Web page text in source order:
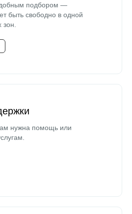
подбором —
быть свободно в одной
нужна помощь или